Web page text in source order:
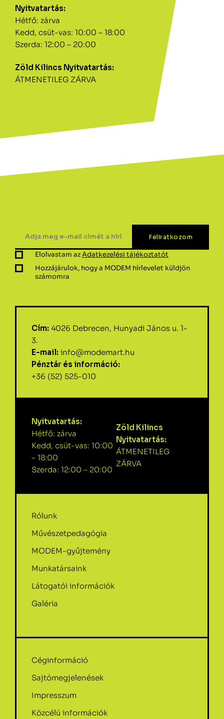
Nyitvatartás:
Hétfő: zárva
Kedd, csüt-vas: 10:00 – 18:00
Szerda: 12:00 – 20:00
Zöld Kilincs Nyitvatartás:
ÁTMENETILEG ZÁRVA
Elolvastam azAdatkezelési tájékoztatót
Hozzájárulok, hogy a MODEM hírlevelet küldjön
számomra
Cím: 4026 Debrecen, Hunyadi János u. 1-
3.
E-mail: info@modemart.hu
Pénztár és információ:
+36 (52) 525-010
Nyitvatartás:
Hétfő: zárva
Kedd, csüt-vas: 10:00
– 18:00
Szerda: 12:00 – 20:00
Zöld Kilincs
Nyitvatartás:
ÁTMENETILEG
ZÁRVA
Rólunk
Művészetpedagógia
MODEM-gyűjtemény
Munkatársaink
Látogatói információk
Galéria
Céginformáció
Sajtómegjelenések
Impresszum
Közcélú információk